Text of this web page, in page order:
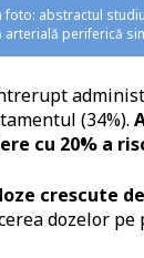
foto: abstractul
arterială periferică
(34%).
cu 20% a
crescute
dozelor